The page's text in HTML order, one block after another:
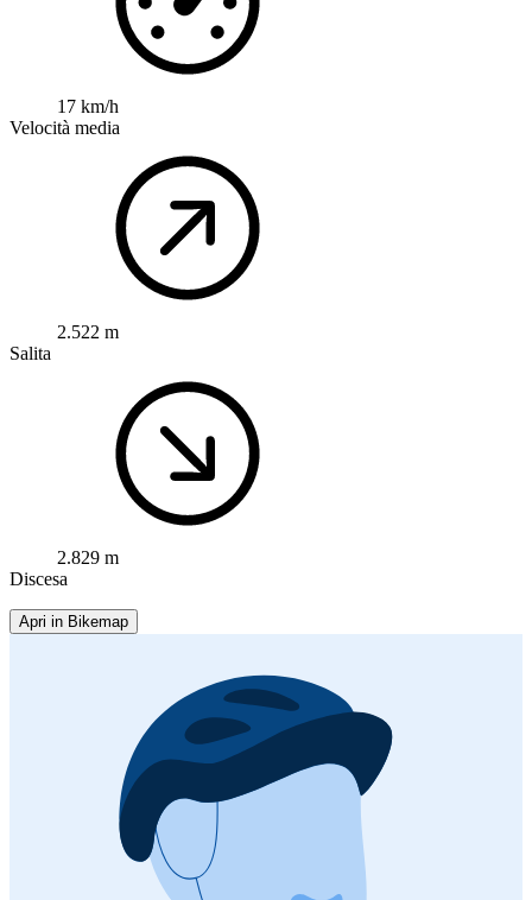
17 km/h
Velocità media
2.522 m
Salita
2.829 m
Discesa
Apri in Bikemap